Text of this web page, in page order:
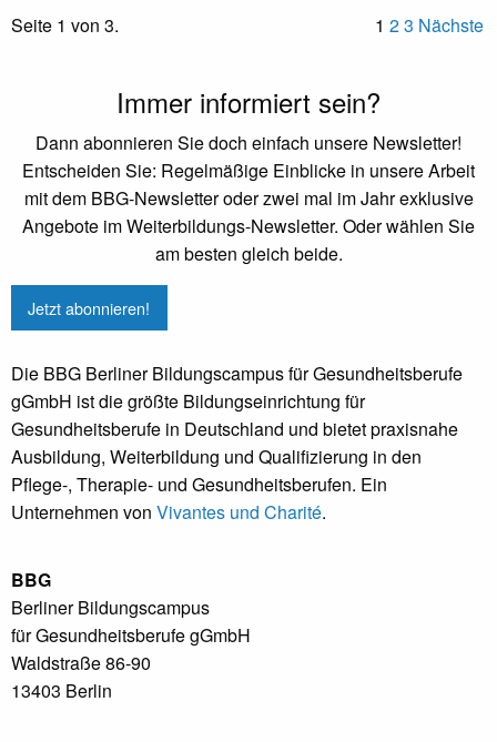
Seite 1 von 3. 1 23 Nächste
Immer informiert sein?
Dann abonnieren Sie doch einfach unsere Newsletter!
Entscheiden Sie: Regelmäßige Einblicke in unsere Arbeit
mit dem BBG-Newsletter oder zwei mal im Jahr exklusive
Angebote im Weiterbildungs-Newsletter. Oder wählen Sie
am besten gleich beide.
Jetzt abonnieren!
Die BBG Berliner Bildungscampus für Gesundheitsberufe
gGmbH ist die größte Bildungseinrichtung für
Gesundheitsberufe in Deutschland und bietet praxisnahe
Ausbildung, Weiterbildung und Qualifizierung in den
Pflege-, Therapie- und Gesundheitsberufen. Ein
Unternehmen von Vivantes und Charité.
BBG
Berliner Bildungscampus
für Gesundheitsberufe gGmbH
Waldstraße 86-90
13403 Berlin